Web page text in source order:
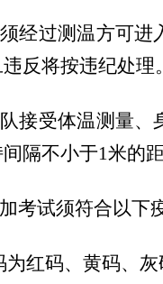
经过测温方可
反将按违纪处理
接受体温测量
隔不小于1米的
考试须符合以下
为红码、黄码、